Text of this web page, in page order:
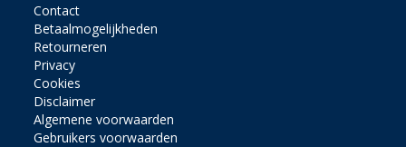
Contact
Betaalmogelijkheden
Retourneren
Privacy
Cookies
Disclaimer
Algemene voorwaarden
Gebruikers voorwaarden